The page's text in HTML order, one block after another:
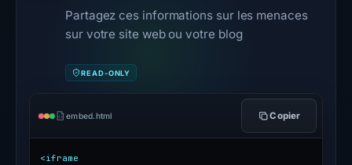
Partagez ces informations sur les menaces
sur votre site web ou votre blog
READ-ONLY
embed.html Copier
<iframe